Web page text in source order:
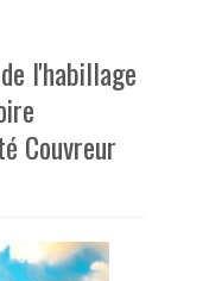
l'habillage
Couvreur